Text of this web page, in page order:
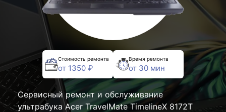
Стоимость ремонта
от 1350 ₽
Время ремонта
от 30 мин
Сервисный ремонт и обслуживание
ультрабука Acer TravelMate TimelineX 8172T